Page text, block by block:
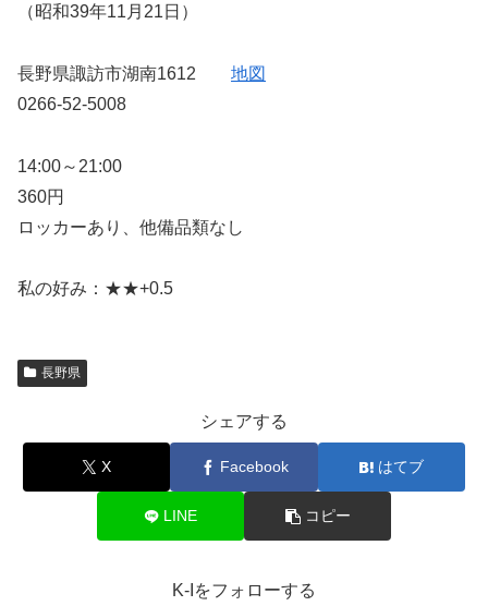
（昭和39年11月21日）
長野県諏訪市湖南1612 地図
0266-52-5008
14:00～21:00
360円
ロッカーあり、他備品類なし
私の好み：★★+0.5
長野県
シェアする
X Facebook はてブ
LINE コピー
K-Iをフォローする